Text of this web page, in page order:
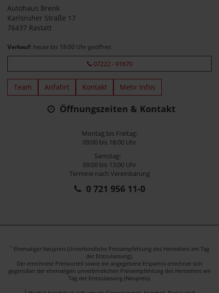
Autohaus Brenk
Karlsruher Straße 17
76437 Rastatt
Verkauf: heute bis 18:00 Uhr geöffnet
07222 - 91670
Team Anfahrt Kontakt Mehr Infos
Öffnungszeiten & Kontakt
Montag bis Freitag:
09:00 bis 18:00 Uhr
Samstag:
09:00 bis 13:00 Uhr
Termine nach Vereinbarung
0 721 956 11-0
1 Ehemaliger Neupreis (Unverbindliche Preisempfehlung des Herstellers am Tag
der Erstzulassung).
Der errechnete Preisvorteil sowie die angegebene Ersparnis errechnet sich
gegenüber der ehemaligen unverbindlichen Preisempfehlung des Herstellers am
Tag der Erstzulassung (Neupreis).
2